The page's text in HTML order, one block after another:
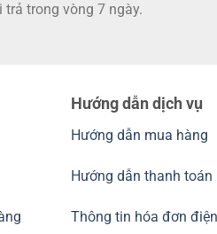
sản
trả trong vòng 7 ngày.
Hướng dẫn dịch vụ
Hướng dẫn mua hàng
Hướng dẫn thanh toán
Thông tin hóa đơn